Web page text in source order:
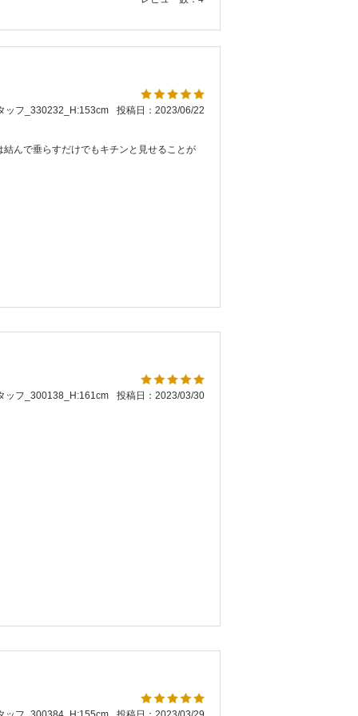
ッフ_330232_H:153cm
投稿日：2023/06/22
んで垂らすだけでもキチンと見せることが
ッフ_300138_H:161cm
投稿日：2023/03/30